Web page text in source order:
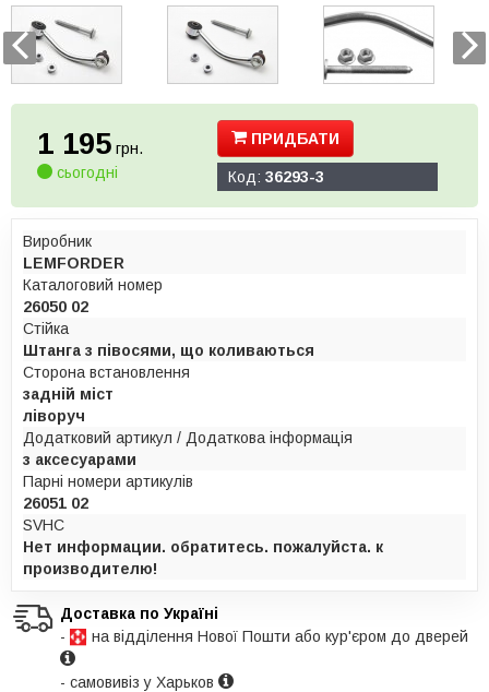
1 195 грн.
сьогодні
ПРИДБАТИ
Код: 36293-3
Виробник
LEMFORDER
Каталоговий номер
26050 02
Стійка
Штанга з півосями, що коливаються
Сторона встановлення
задній міст
ліворуч
Додатковий артикул / Додаткова інформація
з аксесуарами
Парні номери артикулів
26051 02
SVHC
Нет информации. обратитесь. пожалуйста. к
производителю!
Доставка по Україні
-
на відділення Нової Пошти або кур'єром до дверей
- самовивіз у Харьков